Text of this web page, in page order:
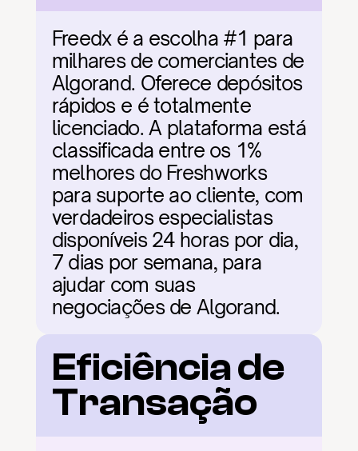
Freedx é a escolha #1 para
milhares de comerciantes de
Algorand. Oferece depósitos
rápidos e é totalmente
licenciado. A plataforma está
classificada entre os 1%
melhores do Freshworks
para suporte ao cliente, com
verdadeiros especialistas
disponíveis 24 horas por dia,
7 dias por semana, para
ajudar com suas
negociações de Algorand.
Eficiência de
Transação